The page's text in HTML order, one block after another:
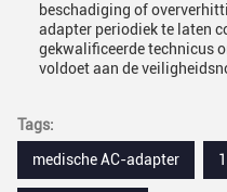
beschadiging of
adapter periodiek te laten
gekwalificeerde technicus
voldoet aan de
Tags:
medische AC-adapter